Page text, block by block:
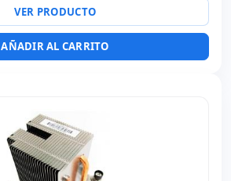
VER PRODUCTO
AÑADIR AL CARRITO